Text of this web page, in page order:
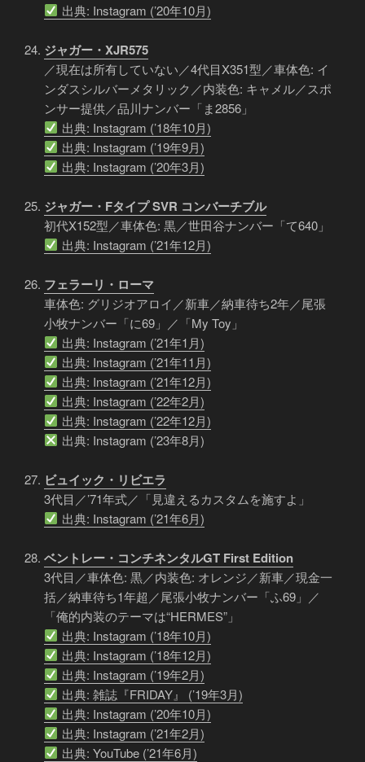
出典: Instagram (’20年10月)
ジャガー・XJR575
／現在は所有していない／4代目X351型／車体色: イ
ンダスシルバーメタリック／内装色: キャメル／スポ
ンサー提供／品川ナンバー「ま2856」
出典: Instagram (’18年10月)
出典: Instagram (’19年9月)
出典: Instagram (’20年3月)
ジャガー・Fタイプ SVR コンバーチブル
初代X152型／車体色: 黒／世田谷ナンバー「て640」
出典: Instagram (’21年12月)
フェラーリ・ローマ
車体色: グリジオアロイ／新車／納車待ち2年／尾張
小牧ナンバー「に69」／「My Toy」
出典: Instagram (’21年1月)
出典: Instagram (’21年11月)
出典: Instagram (’21年12月)
出典: Instagram (’22年2月)
出典: Instagram (’22年12月)
出典: Instagram (’23年8月)
ビュイック・リビエラ
3代目／’71年式／「見違えるカスタムを施すよ」
出典: Instagram (’21年6月)
ベントレー・コンチネンタルGT First Edition
3代目／車体色: 黒／内装色: オレンジ／新車／現金一
括／納車待ち1年超／尾張小牧ナンバー「ふ69」／
「俺的内装のテーマは“HERMES”」
出典: Instagram (’18年10月)
出典: Instagram (’18年12月)
出典: Instagram (’19年2月)
出典: 雑誌『FRIDAY』 (’19年3月)
出典: Instagram (’20年10月)
出典: Instagram (’21年2月)
出典: YouTube (’21年6月)